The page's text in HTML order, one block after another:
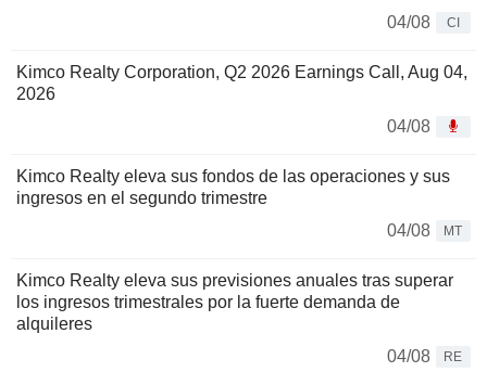
04/08
CI
Kimco Realty Corporation, Q2 2026 Earnings Call, Aug 04,
2026
04/08
Kimco Realty eleva sus fondos de las operaciones y sus
ingresos en el segundo trimestre
04/08
MT
Kimco Realty eleva sus previsiones anuales tras superar
los ingresos trimestrales por la fuerte demanda de
alquileres
04/08
RE